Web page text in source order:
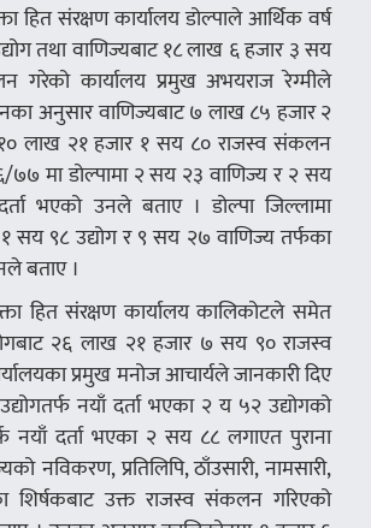
हित संरक्षण कार्यालय डोल्पाले आर्थिक वर्ष
तथा वाणिज्यबाट १८ लाख ६ हजार ३ सय
गरेको कार्यालय प्रमुख अभयराज रेग्मीले
अनुसार वाणिज्यबाट ७ लाख ८५ हजार २
१० लाख २१ हजार १ सय ८० राजस्व संकलन
मा डोल्पामा २ सय २३ वाणिज्य र २ सय
भएको उनले बताए । डोल्पा जिल्लामा
सय ९८ उद्योग र ९ सय २७ वाणिज्य तर्फका
बताए ।
हित संरक्षण कार्यालय कालिकोटले समेत
२६ लाख २१ हजार ७ सय ९० राजस्व
प्रमुख मनोज आचार्यले जानकारी दिए
नयाँ दर्ता भएका २ य ५२ उद्योगको
नयाँ दर्ता भएका २ सय ८८ लगाएत पुराना
नविकरण, प्रतिलिपि, ठाँउसारी, नामसारी,
शिर्षकबाट उक्त राजस्व संकलन गरिएको